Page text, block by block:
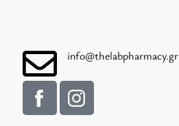
info@thelabpharmacy.gr